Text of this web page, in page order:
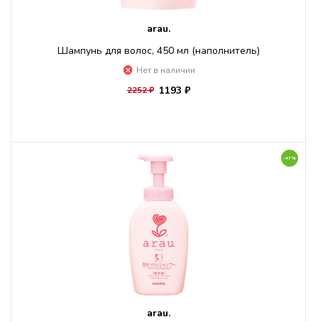
arau.
Шампунь для волос, 450 мл (наполнитель)
Нет в наличии
2252 ₽ 1193 ₽
-47%
arau.